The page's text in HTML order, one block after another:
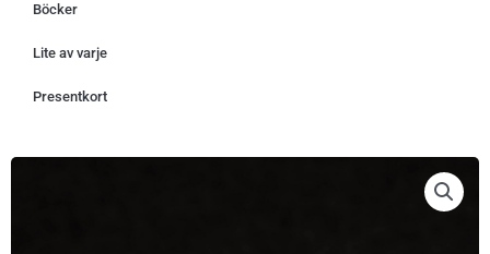
Böcker
Lite av varje
Presentkort